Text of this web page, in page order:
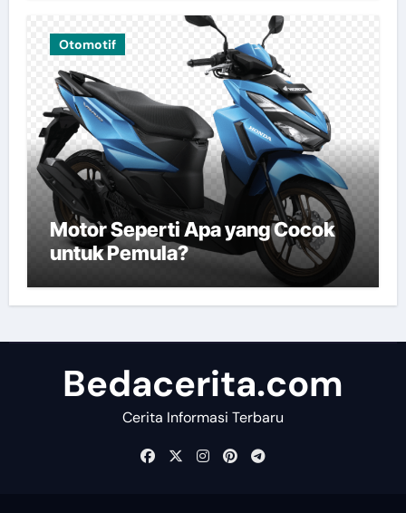
Otomotif
Motor Seperti Apa yang Cocok
untuk Pemula?
Bedacerita.com
Cerita Informasi Terbaru